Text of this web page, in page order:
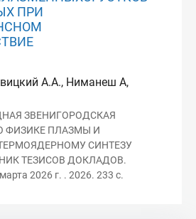
ПРИ
А.А., Ниманеш А,
ЗВЕНИГОРОДСКАЯ
ФИЗИКЕ ПЛАЗМЫ И
СИНТЕЗУ
ТЕЗИСОВ ДОКЛАДОВ.
2026 г. . 2026. 233 с.